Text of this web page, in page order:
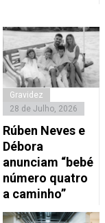
Gravidez
28 de Julho, 2026
Rúben Neves e
Débora
anunciam “bebé
número quatro
a caminho”